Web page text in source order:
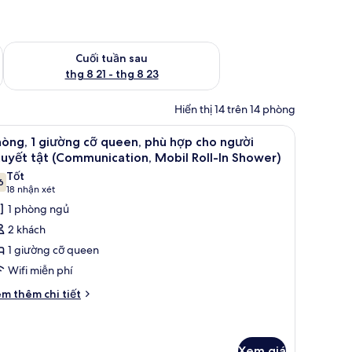
8 14 - thg 8 16
Cuối tuần sau
thg 8 21 - thg 8 23
Kiểm tra lượng phòng cuối tuần tới từ thg 8 21 - thg 8 23
Hiển thị 14 trên 14 phòng
Két bảo mật tại phòng, bàn, màn/rèm cản
5
1 giường cỡ queen, phù hợp cho người
tật (Communication, Mobil Roll-In Shower)
trên 10
Tốt
18 nhận xét
(18
nhận
xét)
1 phòng ngủ
2 khách
1 giường cỡ queen
Wifi miễn phí
thêm chi tiết